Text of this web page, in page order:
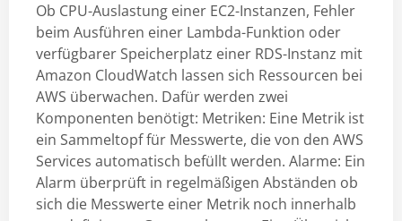
Ob CPU-Auslastung einer EC2-Instanzen, Fehler
beim Ausführen einer Lambda-Funktion oder
verfügbarer Speicherplatz einer RDS-Instanz mit
Amazon CloudWatch lassen sich Ressourcen bei
AWS überwachen. Dafür werden zwei
Komponenten benötigt: Metriken: Eine Metrik ist
ein Sammeltopf für Messwerte, die von den AWS
Services automatisch befüllt werden. Alarme: Ein
Alarm überprüft in regelmäßigen Abständen ob
sich die Messwerte einer Metrik noch innerhalb